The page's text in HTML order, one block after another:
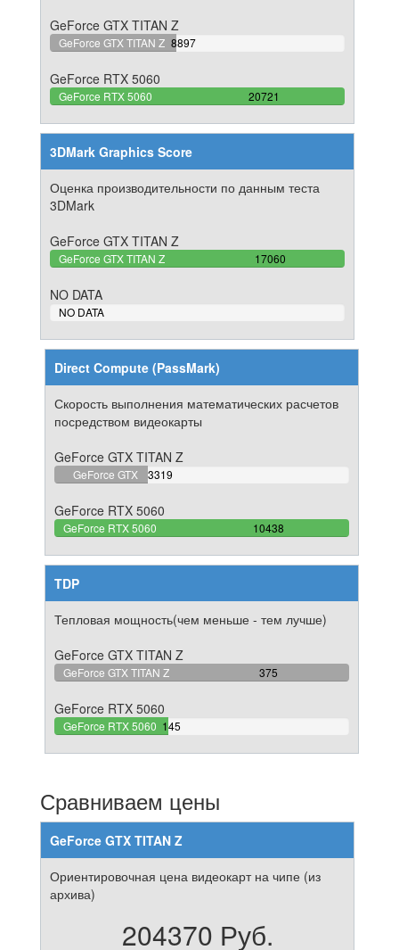
GeForce GTX TITAN Z
GeForce GTX TITAN Z 8897
42.937116934511%
GeForce RTX 5060
GeForce RTX 5060 20721
100%
3DMark Graphics Score
Оценка производительности по данным теста
3DMark
GeForce GTX TITAN Z
GeForce GTX TITAN Z 17060
100%
NO DATA
NO DATA
0%
Direct Compute (PassMark)
Скорость выполнения математических расчетов
посредством видеокарты
GeForce GTX TITAN Z
GeForce GTX
3319
31.797279172255%
GeForce RTX 5060
GeForce RTX 5060 10438
100%
TDP
Тепловая мощность(чем меньше - тем лучше)
GeForce GTX TITAN Z
GeForce GTX TITAN Z 375
100%
GeForce RTX 5060
GeForce RTX 5060 145
38.666666666667%
Сравниваем цены
GeForce GTX TITAN Z
Ориентировочная цена видеокарт на чипе (из
архива)
204370 Руб.